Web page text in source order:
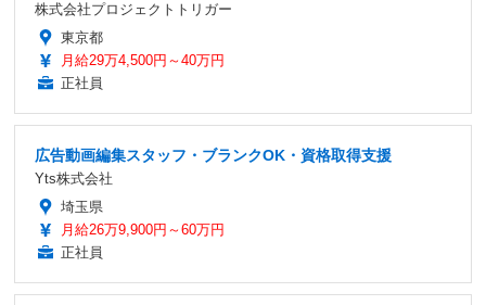
株式会社プロジェクトトリガー
東京都
月給29万4,500円～40万円
正社員
広告動画編集スタッフ・ブランクOK・資格取得支援
Yts株式会社
埼玉県
月給26万9,900円～60万円
正社員